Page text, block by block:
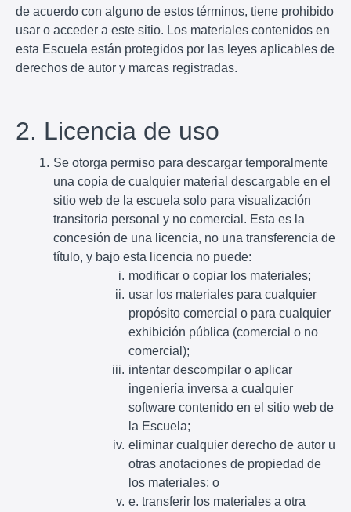
de acuerdo con alguno de estos términos, tiene prohibido
usar o acceder a este sitio. Los materiales contenidos en
esta Escuela están protegidos por las leyes aplicables de
derechos de autor y marcas registradas.
2. Licencia de uso
Se otorga permiso para descargar temporalmente
una copia de cualquier material descargable en el
sitio web de la escuela solo para visualización
transitoria personal y no comercial. Esta es la
concesión de una licencia, no una transferencia de
título, y bajo esta licencia no puede:
modificar o copiar los materiales;
usar los materiales para cualquier
propósito comercial o para cualquier
exhibición pública (comercial o no
comercial);
intentar descompilar o aplicar
ingeniería inversa a cualquier
software contenido en el sitio web de
la Escuela;
eliminar cualquier derecho de autor u
otras anotaciones de propiedad de
los materiales; o
e. transferir los materiales a otra